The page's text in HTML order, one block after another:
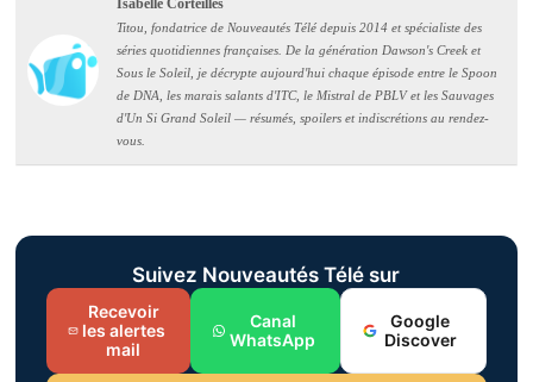
Titou, fondatrice de Nouveautés Télé depuis 2014 et spécialiste des
séries quotidiennes françaises. De la génération Dawson's Creek et
Sous le Soleil, je décrypte aujourd'hui chaque épisode entre le Spoon
de DNA, les marais salants d'ITC, le Mistral de PBLV et les Sauvages
d'Un Si Grand Soleil — résumés, spoilers et indiscrétions au rendez-
vous.
Suivez Nouveautés Télé sur
Recevoir
les alertes
mail
Canal
WhatsApp
Google
Discover